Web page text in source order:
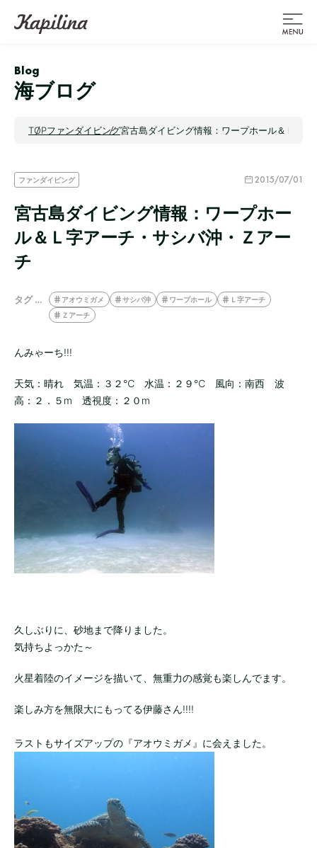
Blog
海ブログ
TOPファンダイビング宮古島ダイビング情報：ワープホール＆Ｌ字
ファンダイビング 2015/07/01
宮古島ダイビング情報：ワープホー
ル＆Ｌ字アーチ・サシバ沖・Ｚアー
チ
タグ … アオウミガメ サシバ沖 ワープホール
Ｌ字アーチ
Ｚアーチ
んみゃーち!!!
天気：晴れ 気温：３２℃ 水温：２９℃ 風向：南西 波
高：２．５m 透視度：２０m
久しぶりに、砂地まで降りました。
気持ちよっかた～
火星着陸のイメージを描いて、無重力の感覚も楽しんでます。
楽しみ方を無限大にもってる伊藤さん!!!!
ラストもサイズアップの『アオウミガメ』に会えました。